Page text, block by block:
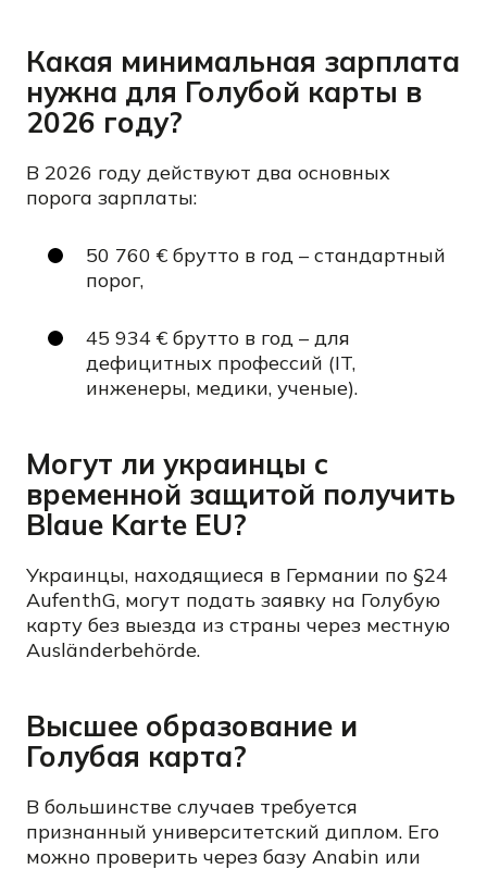
Какая минимальная зарплата
нужна для Голубой карты в
2026 году?
В 2026 году действуют два основных
порога зарплаты:
50 760 € брутто в год – стандартный
порог,
45 934 € брутто в год – для
дефицитных профессий (IT,
инженеры, медики, ученые).
Могут ли украинцы с
временной защитой получить
Blaue Karte EU?
Украинцы, находящиеся в Германии по §24
AufenthG, могут подать заявку на Голубую
карту без выезда из страны через местную
Ausländerbehörde.
Высшее образование и
Голубая карта?
В большинстве случаев требуется
признанный университетский диплом. Его
можно проверить через базу Anabin или